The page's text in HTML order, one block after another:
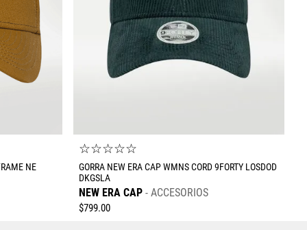
Enviar comentario
NE
☆☆☆☆☆
GORRA NEW ERA CAP WMNS CORD 9FORTY LOSDOD
DKGSLA
NEW ERA CAP ACCESORIOS
$799.00